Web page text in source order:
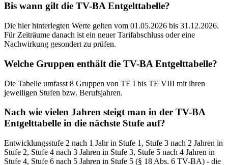
Bis wann gilt die TV-BA Entgelttabelle?
Die hier hinterlegten Werte gelten vom 01.05.2026 bis 31.12.2026.
Für Zeiträume danach ist ein neuer Tarifabschluss oder eine
Nachwirkung gesondert zu prüfen.
Welche Gruppen enthält die TV-BA Entgelttabelle?
Die Tabelle umfasst 8 Gruppen von TE I bis TE VIII mit ihren
jeweiligen Stufen bzw. Berufsjahren.
Nach wie vielen Jahren steigt man in der TV-BA
Entgelttabelle in die nächste Stufe auf?
Entwicklungsstufe 2 nach 1 Jahr in Stufe 1, Stufe 3 nach 2 Jahren in
Stufe 2, Stufe 4 nach 3 Jahren in Stufe 3, Stufe 5 nach 4 Jahren in
Stufe 4, Stufe 6 nach 5 Jahren in Stufe 5 (§ 18 Abs. 6 TV-BA) - die